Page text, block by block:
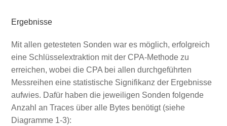
Ergebnisse
Mit allen getesteten Sonden war es möglich, erfolgreich
eine Schlüsselextraktion mit der CPA-Methode zu
erreichen, wobei die CPA bei allen durchgeführten
Messreihen eine statistische Signifikanz der Ergebnisse
aufwies. Dafür haben die jeweiligen Sonden folgende
Anzahl an Traces über alle Bytes benötigt (siehe
Diagramme 1-3):